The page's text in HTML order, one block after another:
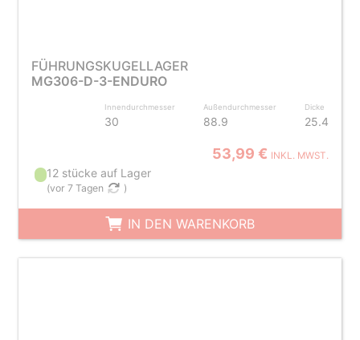
FÜHRUNGSKUGELLAGER
MG306-D-3-ENDURO
Innendurchmesser
30
Außendurchmesser
88.9
Dicke
25.4
53,99 € INKL. MWST.
12 stücke auf Lager
(vor 7 Tagen )
IN DEN WARENKORB